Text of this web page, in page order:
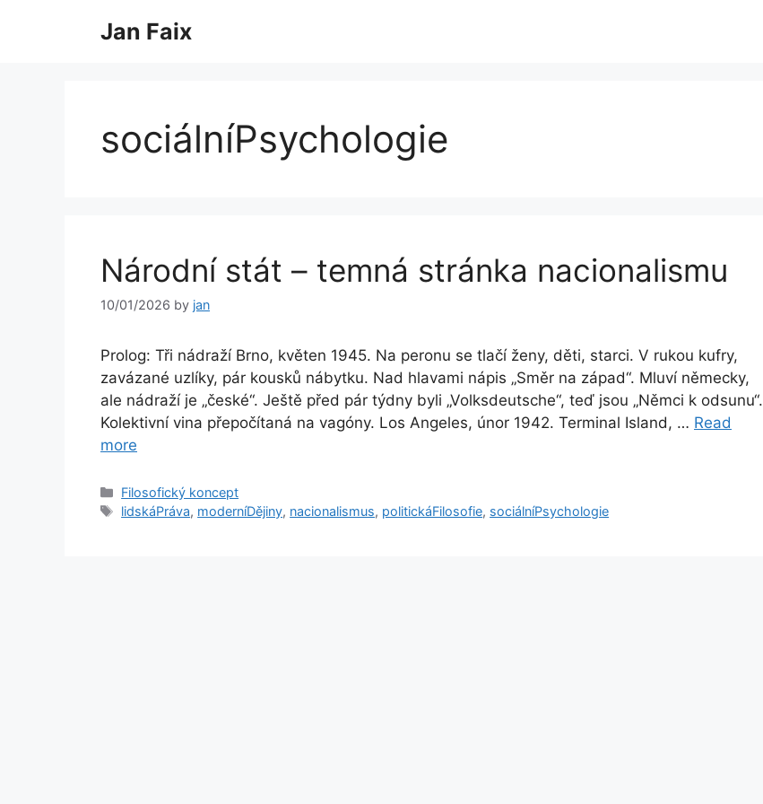
Jan Faix
sociálníPsychologie
Národní stát – temná stránka nacionalismu
10/01/2026 by jan
Prolog: Tři nádraží Brno, květen 1945. Na peronu se tlačí ženy, děti, starci. V rukou kufry,
zavázané uzlíky, pár kousků nábytku. Nad hlavami nápis „Směr na západ“. Mluví německy,
ale nádraží je „české“. Ještě před pár týdny byli „Volksdeutsche“, teď jsou „Němci k odsunu“.
Kolektivní vina přepočítaná na vagóny. Los Angeles, únor 1942. Terminal Island, … Read
more
Categories
Filosofický koncept
Tags
lidskáPráva, moderníDějiny, nacionalismus, politickáFilosofie, sociálníPsychologie